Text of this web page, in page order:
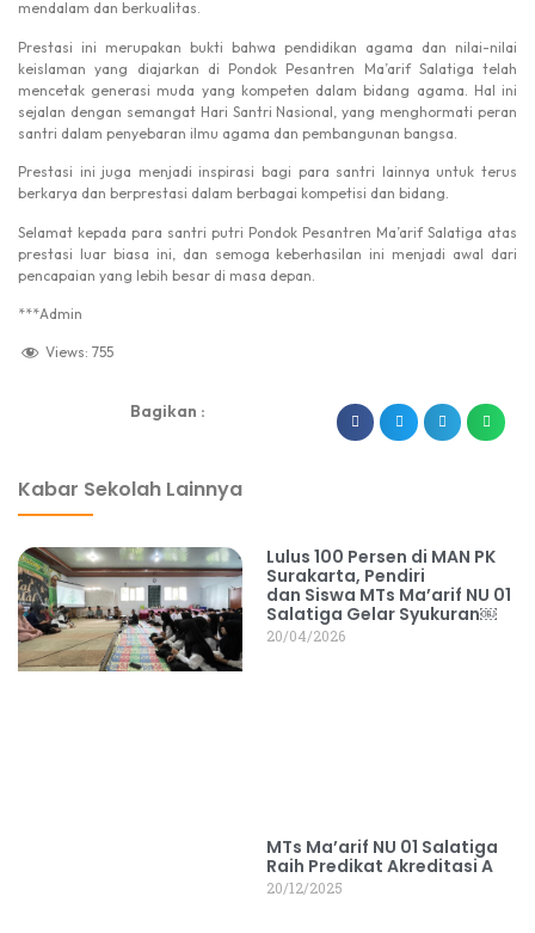
mendalam dan berkualitas.
Prestasi ini merupakan bukti bahwa pendidikan agama dan nilai-nilai
keislaman yang diajarkan di Pondok Pesantren Ma’arif Salatiga telah
mencetak generasi muda yang kompeten dalam bidang agama. Hal ini
sejalan dengan semangat Hari Santri Nasional, yang menghormati peran
santri dalam penyebaran ilmu agama dan pembangunan bangsa.
Prestasi ini juga menjadi inspirasi bagi para santri lainnya untuk terus
berkarya dan berprestasi dalam berbagai kompetisi dan bidang.
Selamat kepada para santri putri Pondok Pesantren Ma’arif Salatiga atas
prestasi luar biasa ini, dan semoga keberhasilan ini menjadi awal dari
pencapaian yang lebih besar di masa depan.
***Admin
Views: 755
Bagikan :
Kabar Sekolah Lainnya
Lulus 100 Persen di MAN PK
Surakarta, Pendiri
dan Siswa MTs Ma’arif NU 01
Salatiga Gelar Syukuran￼
20/04/2026
MTs Ma’arif NU 01 Salatiga
Raih Predikat Akreditasi A
20/12/2025